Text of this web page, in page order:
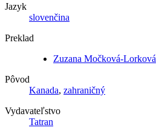
Jazyk
slovenčina
Preklad
Zuzana Močková-Lorková
Pôvod
Kanada, zahraničný
Vydavateľstvo
Tatran